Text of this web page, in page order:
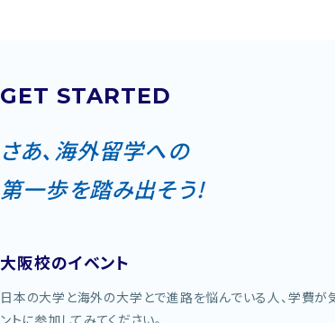
GET STARTED
さあ、海外留学への
第一歩を踏み出そう!
大阪校のイベント
日本の大学と海外の大学とで進路を悩んでいる人、学費が
ントに参加してみてください。